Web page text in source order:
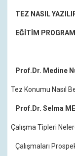
TEZ NASIL
EĞİTİM PROGRAMI
Prof.Dr. Medine
Tez Konumu Nasıl
Prof.Dr. Selma
Tipleri
Çalışmaları